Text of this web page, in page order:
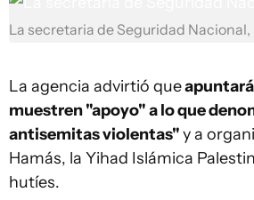
La secretaria de Seguridad Nacional,
La agencia advirtió que
muestren "apoyo" a lo que
antisemitas violentas"y a
Hamás, la Yihad Islámica
hutíes.